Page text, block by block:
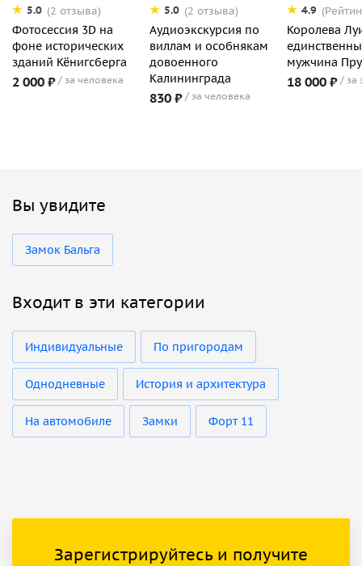
5.0 (2 отзыва)
Фотосеcсия 3D на
фоне исторических
зданий Кёнигсберга
2 000 ₽ за человека
5.0 (2 отзыва)
Аудиоэкскурсия по
виллам и особнякам
довоенного
Калининграда
830 ₽ за человека
4.9
Королева
мужчина
18 000 ₽ за
Вы увидите
Замок Бальга
Входит в эти категории
Индивидуальные По пригородам
Однодневные История и архитектура
На автомобиле Замки Форт 11
Зарегистрируйтесь и получите